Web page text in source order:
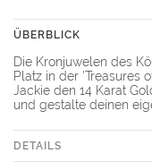
ÜBERBLICK
Die Kronjuwelen des
Platz in der 'Treasures
Jackie den 14 Karat
und gestalte deinen
DETAILS